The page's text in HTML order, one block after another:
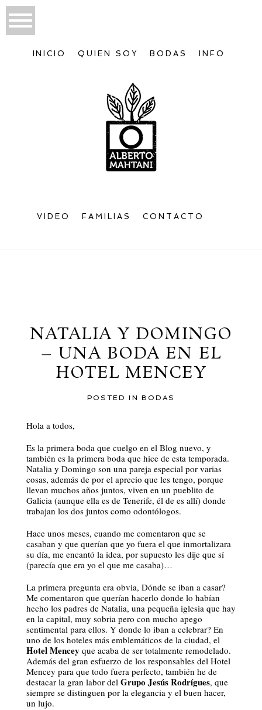
INICIO QUIEN SOY BODAS INFO
VIDEO FAMILIAS CONTACTO
NATALIA Y DOMINGO
– UNA BODA EN EL
HOTEL MENCEY
POSTED IN BODAS
Hola a todos,
Es la primera boda que cuelgo en el Blog nuevo, y
también es la primera boda que hice de esta temporada.
Natalia y Domingo son una pareja especial por varias
cosas, además de por el aprecio que les tengo, porque
llevan muchos años juntos, viven en un pueblito de
Galicia (aunque ella es de Tenerife, él de es allí) donde
trabajan los dos juntos como odontólogos.
Hace unos meses, cuando me comentaron que se
casaban y que querían que yo fuera el que inmortalizara
su día, me encantó la idea, por supuesto les dije que sí
(parecía que era yo el que me casaba)…
La primera pregunta era obvia, Dónde se iban a casar?
Me comentaron que querían hacerlo donde lo habían
hecho los padres de Natalia, una pequeña iglesia que hay
en la capital, muy sobria pero con mucho apego
sentimental para ellos. Y donde lo iban a celebrar? En
uno de los hoteles más emblemáticos de la ciudad, el
Hotel Mencey que acaba de ser totalmente remodelado.
Además del gran esfuerzo de los responsables del Hotel
Mencey para que todo fuera perfecto, también he de
destacar la gran labor del Grupo Jesús Rodrígues, que
siempre se distinguen por la elegancia y el buen hacer,
un lujo.